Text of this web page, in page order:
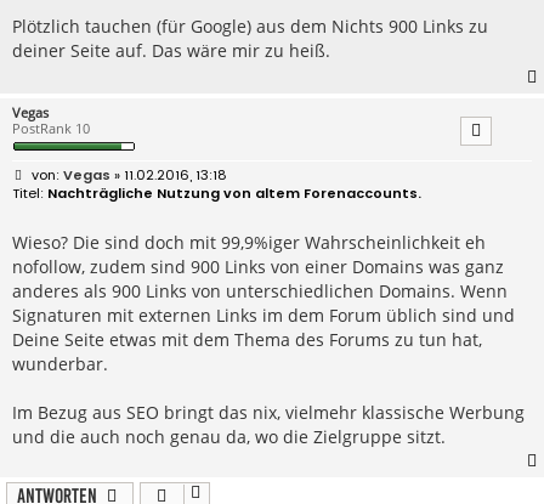
r
a
g
Plötzlich tauchen (für Google) aus dem Nichts 900 Links zu
deiner Seite auf. Das wäre mir zu heiß.
Vegas
PostRank 10
B
e
r
a
g
Vegas » 11.02.2016, 13:18
Nachträgliche Nutzung von altem Forenaccounts.
Wieso? Die sind doch mit 99,9%iger Wahrscheinlichkeit eh
nofollow, zudem sind 900 Links von einer Domains was ganz
anderes als 900 Links von unterschiedlichen Domains. Wenn
Signaturen mit externen Links im dem Forum üblich sind und
Deine Seite etwas mit dem Thema des Forums zu tun hat,
wunderbar.
Im Bezug aus SEO bringt das nix, vielmehr klassische Werbung
und die auch noch genau da, wo die Zielgruppe sitzt.
Antworten